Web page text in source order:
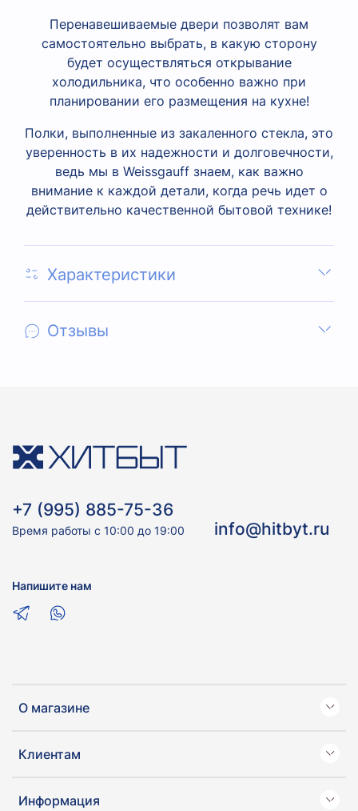
Перенавешиваемые двери позволят вам
самостоятельно выбрать, в какую сторону
будет осуществляться открывание
холодильника, что особенно важно при
планировании его размещения на кухне!
Полки, выполненные из закаленного стекла, это
уверенность в их надежности и долговечности,
ведь мы в Weissgauff знаем, как важно
внимание к каждой детали, когда речь идет о
действительно качественной бытовой технике!
Характеристики
Отзывы
О магазине
Клиентам
Информация
+7 (995) 885-75-36
Время работы с 10:00 до 19:00 info@hitbyt.ru
Напишите нам